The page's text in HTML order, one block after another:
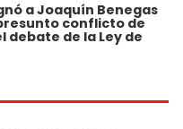
a Joaquín Benegas
conflicto de
debate de la Ley de